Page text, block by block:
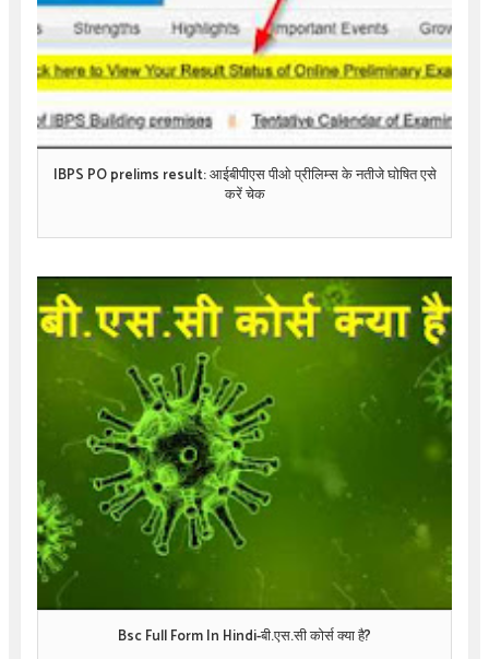
IBPS PO prelims result: आईबीपीएस पीओ प्रीलिम्स के नतीजे घोषित एसे
करें चेक
Bsc Full Form In Hindi-बी.एस.सी कोर्स क्या है?